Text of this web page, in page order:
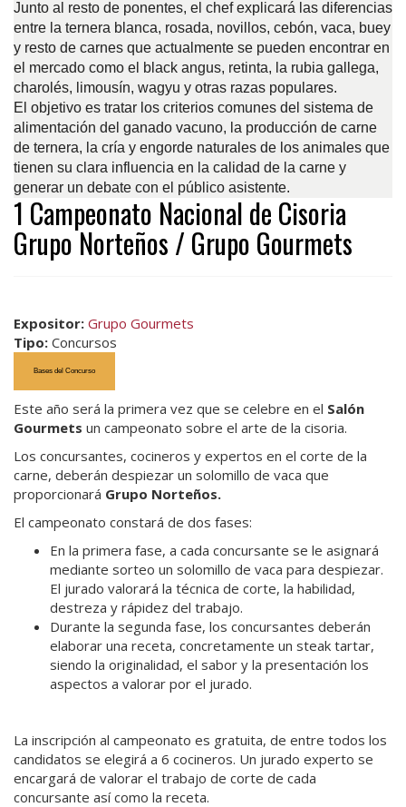
Junto al resto de ponentes, el chef explicará las diferencias
entre la ternera blanca, rosada, novillos, cebón, vaca, buey
y resto de carnes que actualmente se pueden encontrar en
el mercado como el black angus, retinta, la rubia gallega,
charolés, limousín, wagyu y otras razas populares.
El objetivo es tratar los criterios comunes del sistema de
alimentación del ganado vacuno, la producción de carne
de ternera, la cría y engorde naturales de los animales que
tienen su clara influencia en la calidad de la carne y
generar un debate con el público asistente.
1 Campeonato Nacional de Cisoria
Grupo Norteños / Grupo Gourmets
Expositor: Grupo Gourmets
Tipo: Concursos
Bases del Concurso
Este año será la primera vez que se celebre en el Salón
Gourmets un campeonato sobre el arte de la cisoria.
Los concursantes, cocineros y expertos en el corte de la
carne, deberán despiezar un solomillo de vaca que
proporcionará Grupo Norteños.
El campeonato constará de dos fases:
En la primera fase, a cada concursante se le asignará
mediante sorteo un solomillo de vaca para despiezar.
El jurado valorará la técnica de corte, la habilidad,
destreza y rápidez del trabajo.
Durante la segunda fase, los concursantes deberán
elaborar una receta, concretamente un steak tartar,
siendo la originalidad, el sabor y la presentación los
aspectos a valorar por el jurado.
La inscripción al campeonato es gratuita, de entre todos los
candidatos se elegirá a 6 cocineros. Un jurado experto se
encargará de valorar el trabajo de corte de cada
concursante así como la receta.